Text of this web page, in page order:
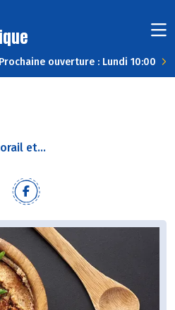
Prochaine ouverture : Lundi 10:00
et...